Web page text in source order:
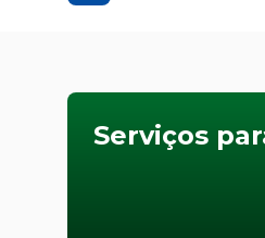
Serviços